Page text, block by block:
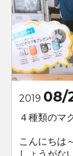
2019 08/
４種類のマ
こんにちは